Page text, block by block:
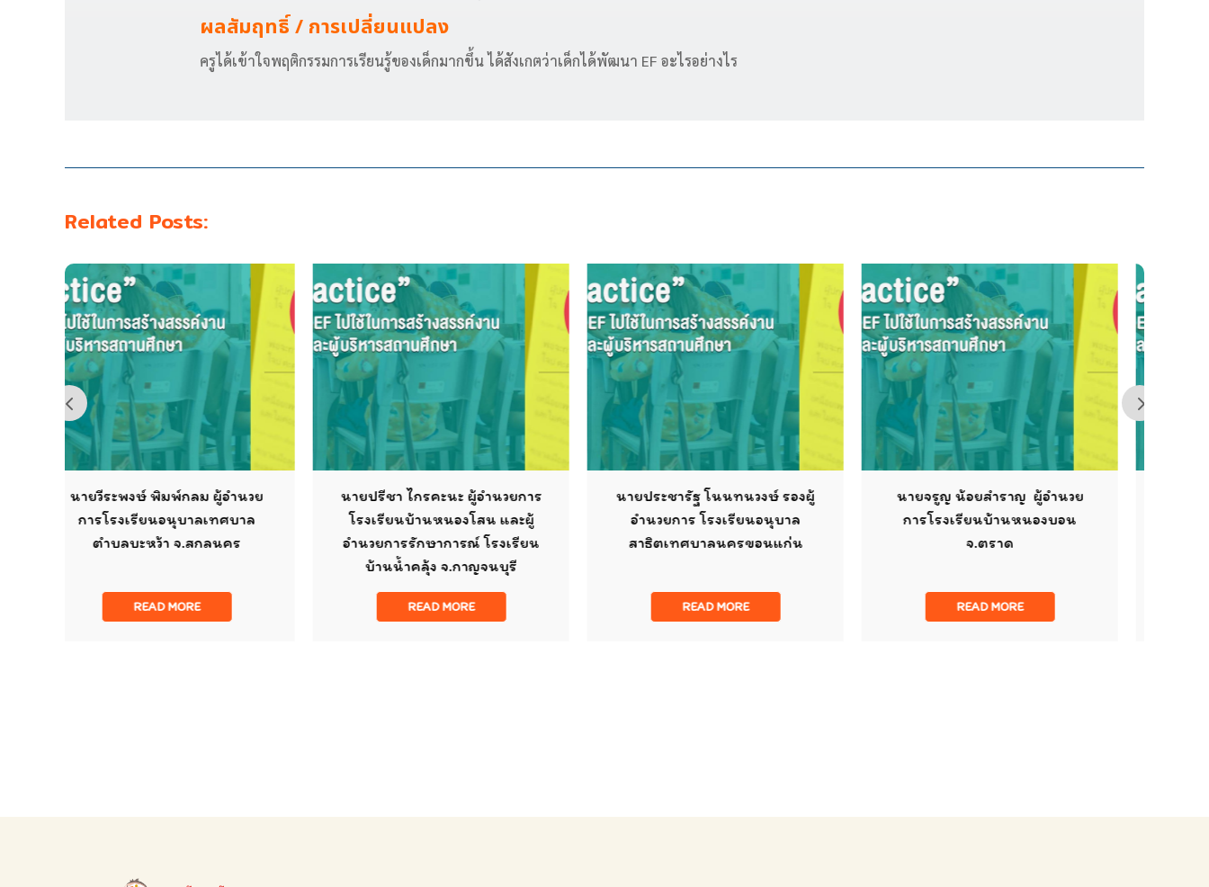
ผลสัมฤทธิ์ / การเปลี่ยนแปลง
ครูได้เข้าใจพฤติกรรมการเรียนรู้ของเด็กมากขึ้น ได้สังเกตว่าเด็กได้พัฒนา EF อะไรอย่างไร
Related Posts:
พ์กลม ผู้อำนวย
นุบาลเทศบาล
นายปรีชา ไกรคะนะ ผู้อำนวยการ
โรงเรียนบ้านหนองโสน และผู้
อำนวยการรักษาการณ์ โรงเรียน
นายประชารัฐ โนนทนวงษ์ รองผู้
อำนวยการ โรงเรียนอนุบาล
สาธิตเทศบาลนครขอนแก่น
นายจรูญ น้อยสำราญ ผู้อำนวย
การโรงเรียนบ้านหนองบอน
จ.ตราด
นายสวัสดิ์ เมฆสุนทร ผู้อำนวย
การโรงเรียนบ้านหนองโพธิ์